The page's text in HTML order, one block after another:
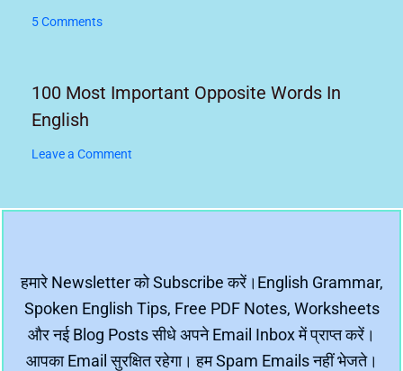
5 Comments
100 Most Important Opposite Words In
English
Leave a Comment
हमारे Newsletter को Subscribe करें।English Grammar,
Spoken English Tips, Free PDF Notes, Worksheets
और नई Blog Posts सीधे अपने Email Inbox में प्राप्त करें।
आपका Email सुरक्षित रहेगा। हम Spam Emails नहीं भेजते।